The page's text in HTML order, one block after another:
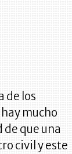
de los
mucho
que una
civil y este